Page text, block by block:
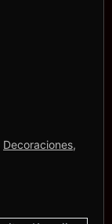
Decoraciones,